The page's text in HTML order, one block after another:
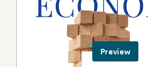
Preview